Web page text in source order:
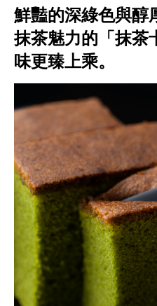
鮮豔的深綠色與醇
抹茶魅力的「抹茶
味更臻上乘。